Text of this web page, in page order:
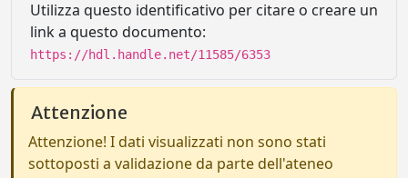
Utilizza questo identificativo per citare o creare un
link a questo documento:
https://hdl.handle.net/11585/6353
Attenzione
Attenzione! I dati visualizzati non sono stati
sottoposti a validazione da parte dell'ateneo